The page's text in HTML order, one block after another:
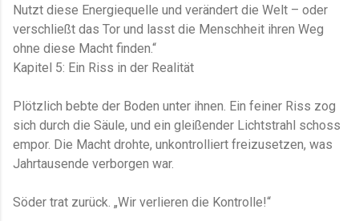
Nutzt diese Energiequelle und verändert die Welt – oder
verschließt das Tor und lasst die Menschheit ihren Weg
ohne diese Macht finden.“
Kapitel 5: Ein Riss in der Realität
Plötzlich bebte der Boden unter ihnen. Ein feiner Riss zog
sich durch die Säule, und ein gleißender Lichtstrahl schoss
empor. Die Macht drohte, unkontrolliert freizusetzen, was
Jahrtausende verborgen war.
Söder trat zurück. „Wir verlieren die Kontrolle!“